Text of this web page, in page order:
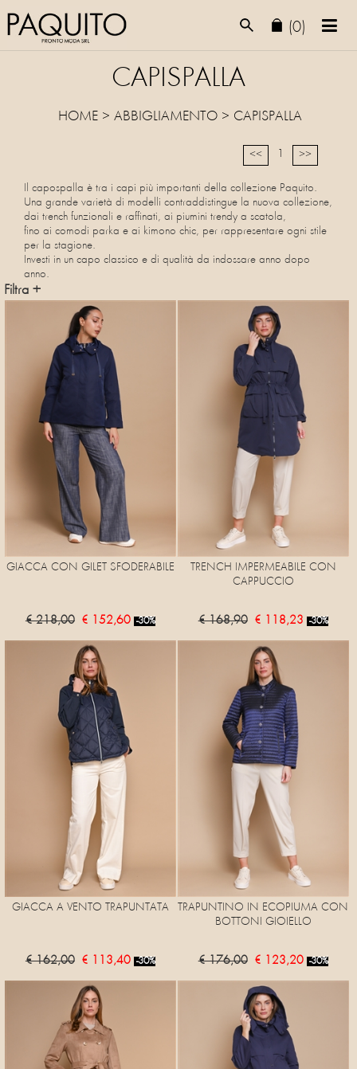
(0)
CAPISPALLA
HOME> ABBIGLIAMENTO> CAPISPALLA
<< >>
Il capospalla è tra i capi più importanti della collezione Paquito.
Una grande varietà di modelli contraddistingue la nuova collezione,
dai trench funzionali e raffinati, ai piumini trendy a scatola,
fino ai comodi parka e ai kimono chic, per rappresentare ogni stile
per la stagione.
Investi in un capo classico e di qualità da indossare anno dopo
anno.
Filtra +
GIACCA CON GILET SFODERABILE
€ 218,00 € 152,60 -30%
TRENCH IMPERMEABILE CON
CAPPUCCIO
€ 168,90 € 118,23 -30%
GIACCA A VENTO TRAPUNTATA
€ 162,00 € 113,40 -30%
TRAPUNTINO IN ECOPIUMA CON
BOTTONI GIOIELLO
€ 176,00 € 123,20 -30%